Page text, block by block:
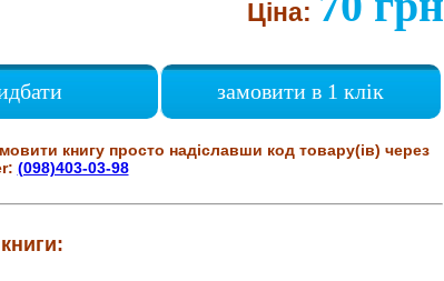
Ціна:
замовити в 1 клік
книгу просто надіславши код товару(ів) через
(098)403-03-98